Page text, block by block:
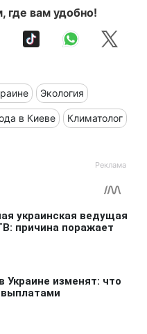
где вам удобно!
Экология
в Киеве Климатолог